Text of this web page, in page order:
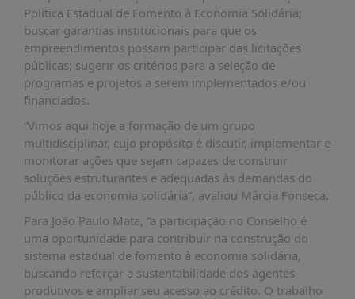
DADOS
FRENTE
PARLAMENTAR
SOBRE
A
FRENTE
MATERIAIS
INFORMAÇÕES
CURSOS
E
EVENTOS
INSCRIÇÕES
Política Estadual de Fomento à Economia Solidária;
buscar garantias institucionais para que os
empreendimentos possam participar das licitações
públicas; sugerir os critérios para a seleção de
programas e projetos a serem implementados e/ou
financiados.
“Vimos aqui hoje a formação de um grupo
multidisciplinar, cujo propósito é discutir, implementar e
monitorar ações que sejam capazes de construir
soluções estruturantes e adequadas às demandas do
público da economia solidária”, avaliou Márcia Fonseca.
Para João Paulo Mata, “a participação no Conselho é
uma oportunidade para contribuir na construção do
sistema estadual de fomento à economia solidária,
buscando reforçar a sustentabilidade dos agentes
produtivos e ampliar seu acesso ao crédito. O trabalho